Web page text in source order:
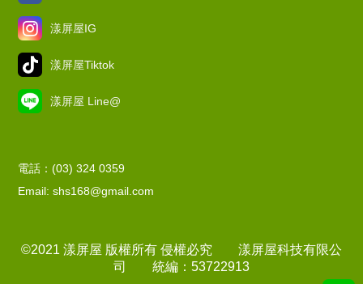
漾屏屋IG
漾屏屋Tiktok
漾屏屋 Line@
電話：(03) 324 0359
Email: shs168@gmail.com
©2021 漾屏屋 版權所有 侵權必究 漾屏屋科技有限公
司 統編：53722913